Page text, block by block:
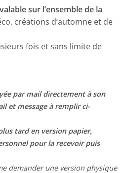
valable sur l’ensemble de la
créations d’automne et de
fois et sans limite de
par mail directement à son
et message à remplir ci-
tard en version papier,
pour la recevoir puis
demander une version physique